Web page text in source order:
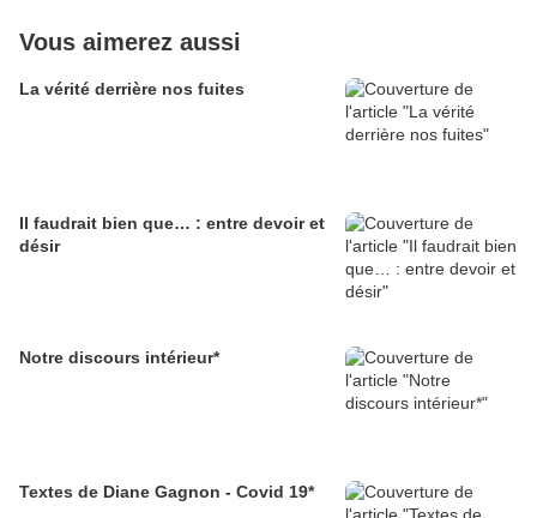
Vous aimerez aussi
La vérité derrière nos fuites
Il faudrait bien que… : entre devoir et
désir
Notre discours intérieur*
Textes de Diane Gagnon - Covid 19*